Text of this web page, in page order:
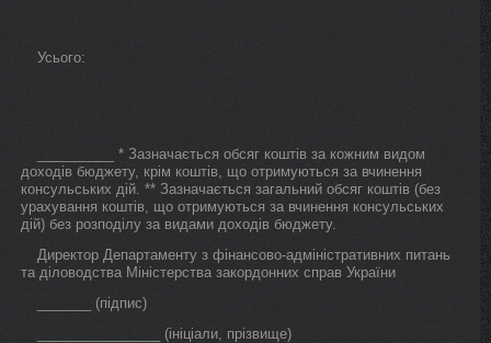
Усього:
__________ * Зазначається обсяг коштів за кожним видом
доходів бюджету, крім коштів, що отримуються за вчинення
консульських дій. ** Зазначається загальний обсяг коштів (без
урахування коштів, що отримуються за вчинення консульських
дій) без розподілу за видами доходів бюджету.
Директор Департаменту з фінансово-адміністративних питань
та діловодства Міністерства закордонних справ України
_______ (підпис)
________________ (ініціали, прізвище)